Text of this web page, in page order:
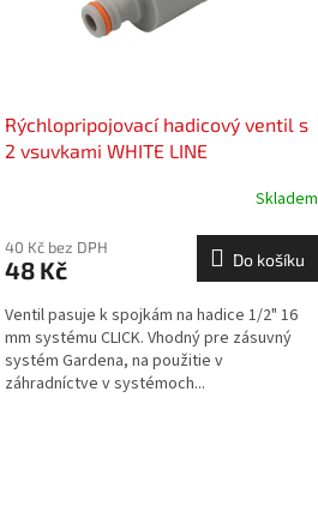
Rýchlopripojovací hadicový ventil s
2 vsuvkami WHITE LINE
Skladem
40 Kč bez DPH
48 Kč Do košíku
Ventil pasuje k spojkám na hadice 1/2" 16
mm systému CLICK. Vhodný pre zásuvný
systém Gardena, na použitie v
záhradníctve v systémoch...